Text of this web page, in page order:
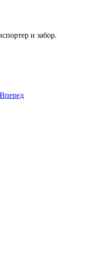
и забор.
Вперед